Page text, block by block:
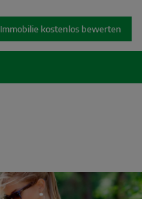
Immobilie kostenlos bewerten